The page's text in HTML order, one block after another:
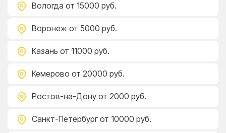
Вологда от 15000 руб.
Воронеж от 5000 руб.
Казань от 11000 руб.
Кемерово от 20000 руб.
Ростов-на-Дону от 2000 руб.
Санкт-Петербург от 10000 руб.